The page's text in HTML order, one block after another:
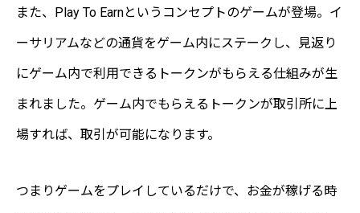
また、Play To Earnというコンセプトのゲームが登場。イ
ーサリアムなどの通貨をゲーム内にステークし、見返り
にゲーム内で利用できるトークンがもらえる仕組みが生
まれました。ゲーム内でもらえるトークンが取引所に上
場すれば、取引が可能になります。
つまりゲームをプレイしているだけで、お金が稼げる時